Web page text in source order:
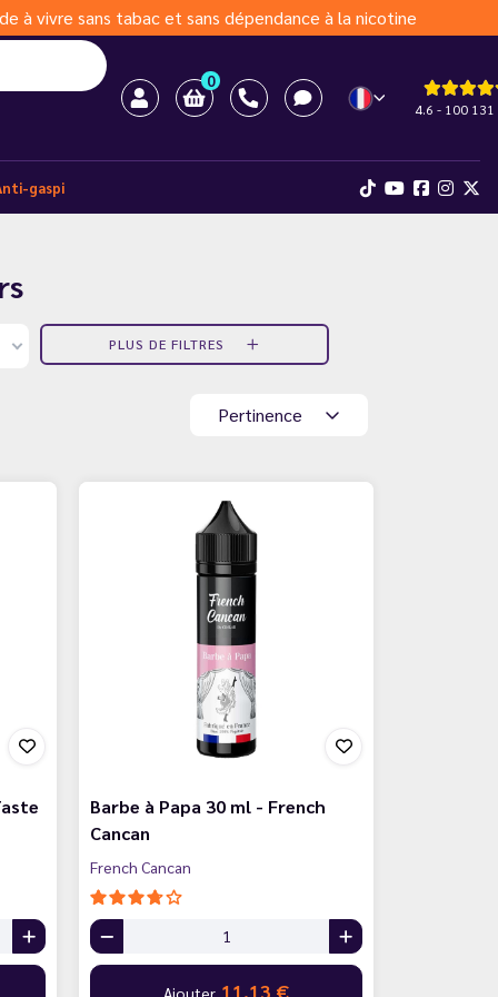
à vivre sans tabac et sans dépendance à la nicotine
0
4.6 - 100 131
gaspi
PLUS DE FILTRES
Pertinence
Barbe à Papa 30 ml - French
Cancan
French Cancan
Ajouter 11,13 €